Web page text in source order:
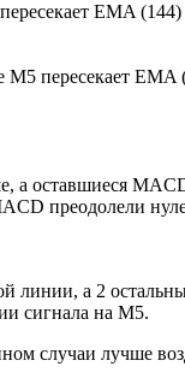
EMA
пересекает EMA
оставшиеся
преодолели
а 2
сигнала на М5.
случаи лучше